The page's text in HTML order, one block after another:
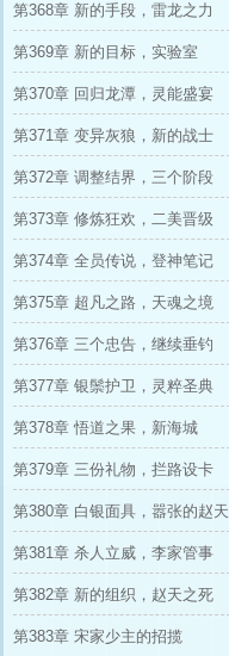
第368章 新的手段，雷龙之力
第369章 新的目标，实验室
第370章 回归龙潭，灵能盛宴
第371章 变异灰狼，新的战士
第372章 调整结界，三个阶段
第373章 修炼狂欢，二美晋级
第374章 全员传说，登神笔记
第375章 超凡之路，天魂之境
第376章 三个忠告，继续垂钓
第377章 银鬃护卫，灵粹圣典
第378章 悟道之果，新海城
第379章 三份礼物，拦路设卡
第380章 白银面具，嚣张的赵天
第381章 杀人立威，李家管事
第382章 新的组织，赵天之死
第383章 宋家少主的招揽